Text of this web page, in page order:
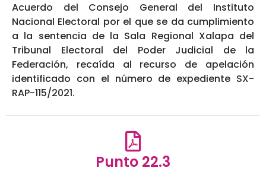
Acuerdo del Consejo General del Instituto
Nacional Electoral por el que se da cumplimiento
a la sentencia de la Sala Regional Xalapa del
Tribunal Electoral del Poder Judicial de la
Federación, recaída al recurso de apelación
identificado con el número de expediente SX-
RAP-115/2021.
Punto 22.3